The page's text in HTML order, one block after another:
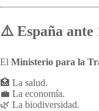
⚠️ España ante
El Ministerio para la
🏥 La salud.
💼 La economía.
🌿 La biodiversidad.